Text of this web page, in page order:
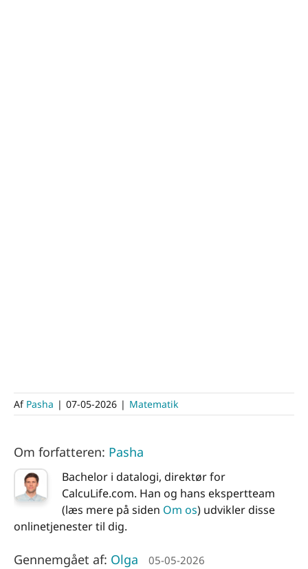
Af Pasha | 07-05-2026 | Matematik
Om forfatteren: Pasha
Bachelor i datalogi, direktør for
CalcuLife.com. Han og hans ekspertteam
(læs mere på siden Om os) udvikler disse
onlinetjenester til dig.
Gennemgået af: Olga 05-05-2026